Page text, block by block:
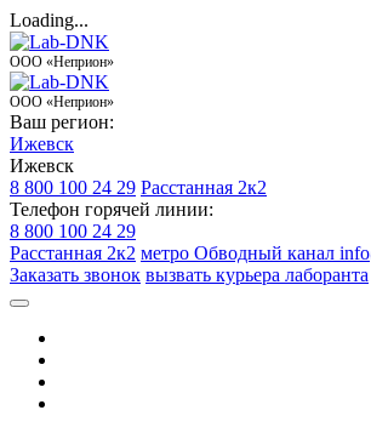
Loading...
ООО «Неприон»
ООО «Неприон»
Ваш регион:
Ижевск
Ижевск
8 800 100 24 29 Расстанная 2к2
Телефон горячей линии:
8 800 100 24 29
Расстанная 2к2 метро Обводный канал
Заказать звонок вызвать курьера лаборанта